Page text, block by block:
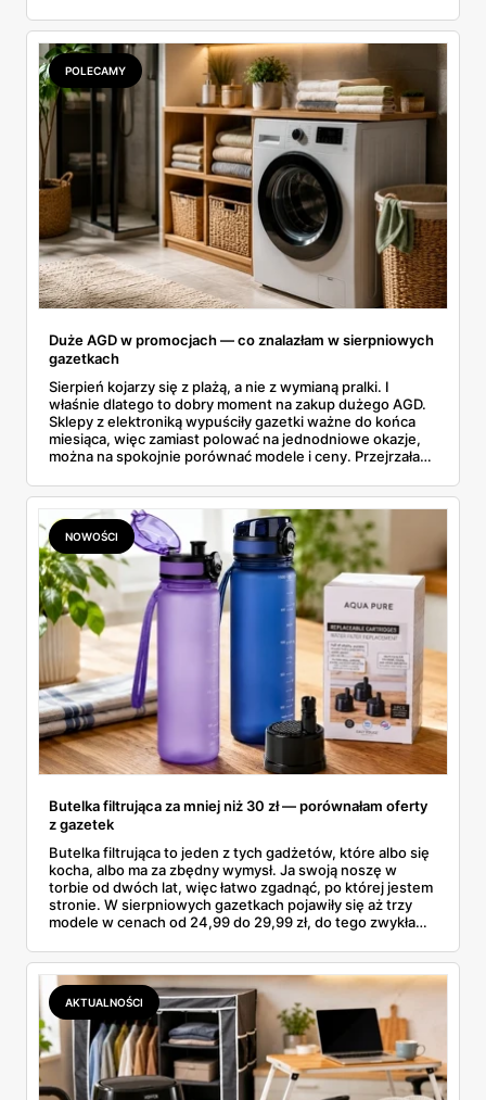
rozpiska: co dokładnie sprzedaje Lidl, ile kosztują
odpowiedniki u producenta i komu ten zakup naprawdę
się opłaci.
POLECAMY
Duże AGD w promocjach — co znalazłam w sierpniowych
gazetkach
Sierpień kojarzy się z plażą, a nie z wymianą pralki. I
właśnie dlatego to dobry moment na zakup dużego AGD.
Sklepy z elektroniką wypuściły gazetki ważne do końca
miesiąca, więc zamiast polować na jednodniowe okazje,
można na spokojnie porównać modele i ceny. Przejrzałam
znalazłam, z cenami i terminami.
NOWOŚCI
Butelka filtrująca za mniej niż 30 zł — porównałam oferty
z gazetek
Butelka filtrująca to jeden z tych gadżetów, które albo się
kocha, albo ma za zbędny wymysł. Ja swoją noszę w
torbie od dwóch lat, więc łatwo zgadnąć, po której jestem
stronie. W sierpniowych gazetkach pojawiły się aż trzy
modele w cenach od 24,99 do 29,99 zł, do tego zwykła
wszystkie oferty i policzyłam, kiedy taki zakup faktycznie
się opłaca.
AKTUALNOŚCI